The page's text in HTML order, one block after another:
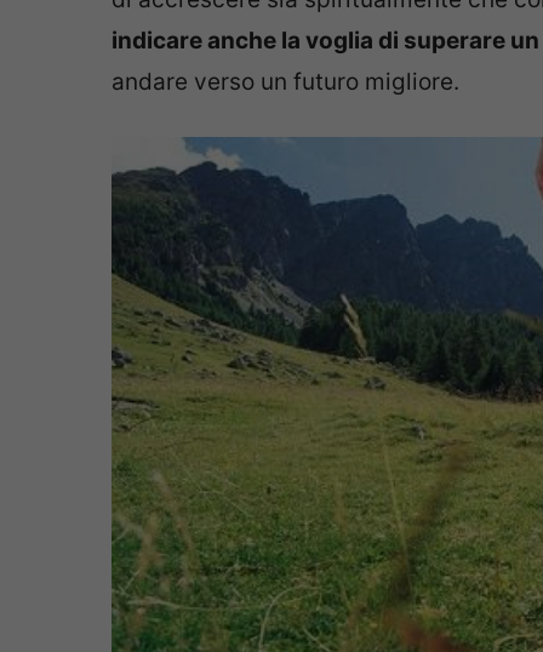
indicare anche la voglia di superare
andare verso un futuro migliore.